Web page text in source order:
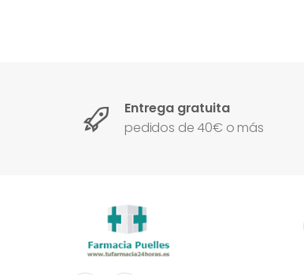
Entrega gratuita
pedidos de 40€ o más